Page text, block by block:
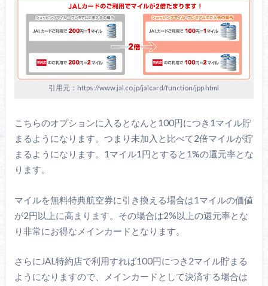
引用元：https://www.jal.co.jp/jalcard/function/jpp.html
こちらのオプションに入るとなんと100円につき1マイル貯
まるようになります。つまり未加入と比べて2倍マイルが貯
まるようになります。1マイル1円とすると1%の還元率とな
ります。
マイルを無料特典航空券に引き換える場合は1マイルの価値
が2円以上に高まります。その場合は2%以上の還元率とな
り非常にお得なメインカードとなります。
さらにJAL特約店で利用すれば100円につき2マイル貯まる
ようになりますので、メインカードとして決済する場合は